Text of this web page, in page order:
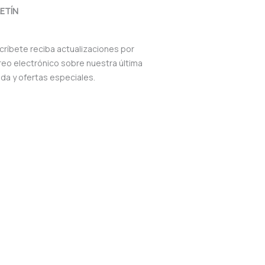
reciba actualizaciones por
electrónico sobre nuestra última
y ofertas especiales.